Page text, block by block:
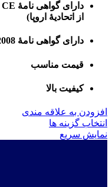
از اتحادیۀ اروپا)
دارای گواهی نامۀ ISO9001: 2008
قیمت مناسب
کیفیت بالا
افزودن به علاقه مندی
انتخاب گزینه ها
نمایش سریع